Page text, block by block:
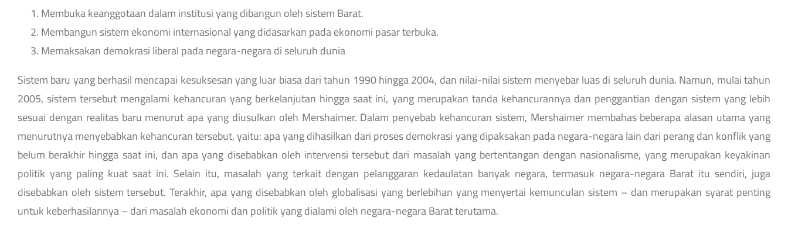
Membuka keanggotaan dalam institusi yang dibangun oleh sistem Barat.
Membangun sistem ekonomi internasional yang didasarkan pada ekonomi pasar terbuka.
Memaksakan demokrasi liberal pada negara-negara di seluruh dunia
Sistem baru yang berhasil mencapai kesuksesan yang luar biasa dari tahun 1990 hingga 2004, dan nilai-nilai sistem menyebar luas di seluruh dunia. Namun, mulai tahun
2005, sistem tersebut mengalami kehancuran yang berkelanjutan hingga saat ini, yang merupakan tanda kehancurannya dan penggantian dengan sistem yang lebih
sesuai dengan realitas baru menurut apa yang diusulkan oleh Mershaimer. Dalam penyebab kehancuran sistem, Mershaimer membahas beberapa alasan utama yang
menurutnya menyebabkan kehancuran tersebut, yaitu: apa yang dihasilkan dari proses demokrasi yang dipaksakan pada negara-negara lain dari perang dan konflik yang
belum berakhir hingga saat ini, dan apa yang disebabkan oleh intervensi tersebut dari masalah yang bertentangan dengan nasionalisme, yang merupakan keyakinan
politik yang paling kuat saat ini. Selain itu, masalah yang terkait dengan pelanggaran kedaulatan banyak negara, termasuk negara-negara Barat itu sendiri, juga
disebabkan oleh sistem tersebut. Terakhir, apa yang disebabkan oleh globalisasi yang berlebihan yang menyertai kemunculan sistem – dan merupakan syarat penting
untuk keberhasilannya – dari masalah ekonomi dan politik yang dialami oleh negara-negara Barat terutama.